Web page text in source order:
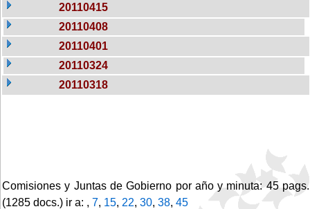
20110415
20110408
20110401
20110324
20110318
Comisiones y Juntas de Gobierno por año y minuta: 45 pags.
(1285 docs.) ir a: , 7, 15, 22, 30, 38, 45